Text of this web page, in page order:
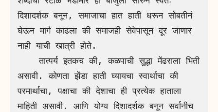
दिशादर्शक बनून, समाजाचा हात हाती धरून सोबतीनं
घेऊन मार्ग काढला की समाजही सेवेपासून दूर जाणार
नाही याची खात्री होते.
    तात्पर्य इतकच की, कळपाची सुद्धा मेंढराला भिती
असावी. कोणता झेंडा हाती घ्यायचा स्वार्थाचा की
परमार्थाचा, पक्षाचा की देशाचा ही प्रत्येक हाताला
माहिती असावी. आणि योग्य दिशादर्शक बनून सर्वानीच